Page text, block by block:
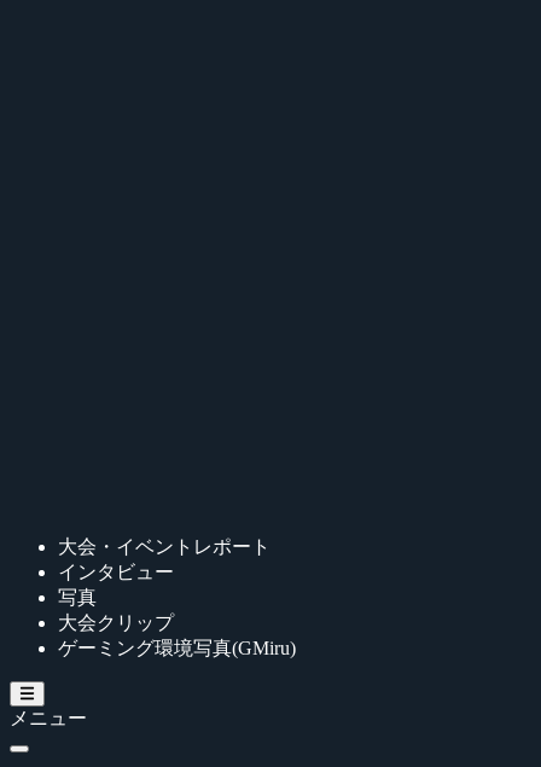
大会・イベントレポート
インタビュー
写真
大会クリップ
ゲーミング環境写真(GMiru)
メニュー